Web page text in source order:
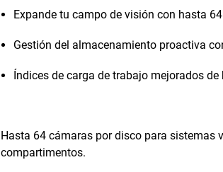
Expande tu campo de visión con hasta
Gestión del almacenamiento proactiva
Índices de carga de trabajo mejorados
Hasta 64 cámaras por disco para sistemas
compartimentos.